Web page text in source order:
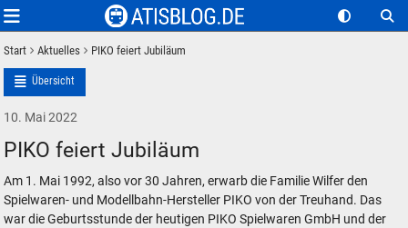
Start Aktuelles PIKO feiert Jubiläum
Übersicht
10. Mai 2022
PIKO feiert Jubiläum
Am 1. Mai 1992, also vor 30 Jahren, erwarb die Familie Wilfer den
Spielwaren- und Modellbahn-Hersteller PIKO von der Treuhand. Das
war die Geburtsstunde der heutigen PIKO Spielwaren GmbH und der